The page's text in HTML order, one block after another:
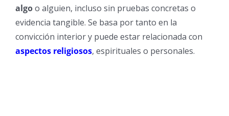
algoo alguien, incluso sin pruebas concretas o
evidencia tangible. Se basa por tanto en la
convicción interior y puede estar relacionada con
aspectos religiosos, espirituales o personales.